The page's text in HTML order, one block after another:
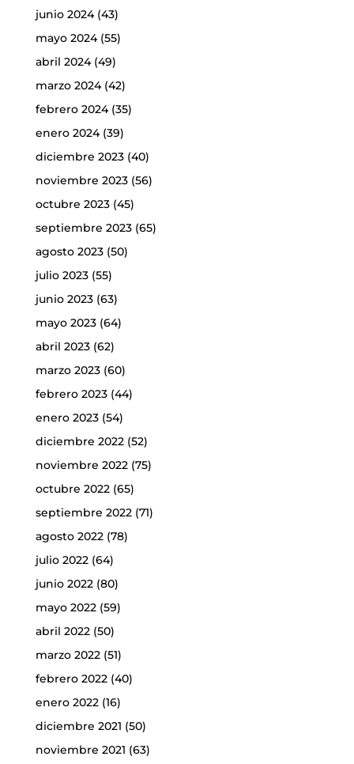
junio 2024(43)
mayo 2024(55)
abril 2024(49)
marzo 2024(42)
febrero 2024(35)
enero 2024(39)
diciembre 2023(40)
noviembre 2023(56)
octubre 2023(45)
septiembre 2023(65)
agosto 2023(50)
julio 2023(55)
junio 2023(63)
mayo 2023(64)
abril 2023(62)
marzo 2023(60)
febrero 2023(44)
enero 2023(54)
diciembre 2022(52)
noviembre 2022(75)
octubre 2022(65)
septiembre 2022(71)
agosto 2022(78)
julio 2022(64)
junio 2022(80)
mayo 2022(59)
abril 2022(50)
marzo 2022(51)
febrero 2022(40)
enero 2022(16)
diciembre 2021 (50)
noviembre 2021 (63)